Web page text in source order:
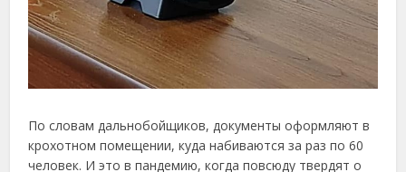
По словам дальнобойщиков, документы оформляют в
крохотном помещении, куда набиваются за раз по 60
человек. И это в пандемию, когда повсюду твердят о